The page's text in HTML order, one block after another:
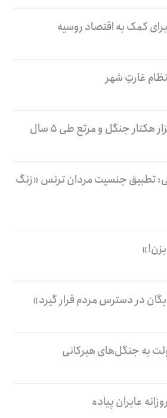
کمک به اقتصاد روسیه
غارتِ شهر
تطبیق جنسیت مردان ترنس «زنگ
در دسترس مردم قرار گیرد»
به جنگل‌های هیرکانی
عابران پیاده